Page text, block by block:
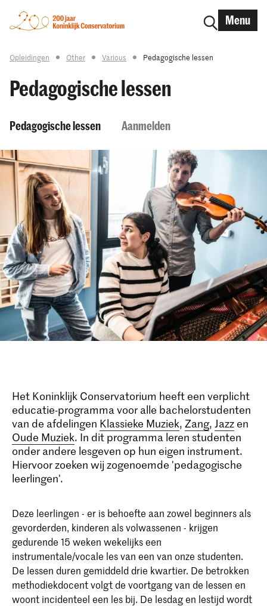
Menu
Opleidingen Other Various Pedagogische lessen
Pedagogische lessen
Pedagogische lessen Aanmelden
Het Koninklijk Conservatorium heeft een verplicht
educatie-programma voor alle bachelorstudenten
van de afdelingen Klassieke Muziek, Zang, Jazz en
Oude Muziek. In dit programma leren studenten
onder andere lesgeven op hun eigen instrument.
Hiervoor zoeken wij zogenoemde 'pedagogische
leerlingen'.
Deze leerlingen - er is behoefte aan zowel beginners als
gevorderden, kinderen als volwassenen - krijgen
gedurende 15 weken wekelijks een
instrumentale/vocale les van een van onze studenten.
De lessen duren gemiddeld drie kwartier. De betrokken
methodiekdocent volgt de voortgang van de lessen en
woont incidenteel een les bij. De lesdag en lestijd wordt